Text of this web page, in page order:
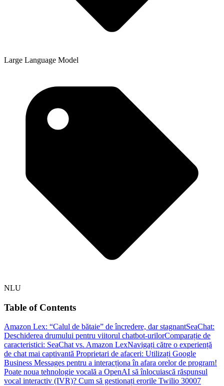
Large Language Model
NLU
Table of Contents
Amazon Lex: “Calul de bătaie” de încredere, dar stagnantSeaChat:
Deschiderea drumului pentru viitorul chatbot-urilorComparație de
caracteristici: SeaChat vs. Amazon LexNavigați către o experiență
de chat mai captivantă Proprietari de afaceri: Utilizați Google
Business Messages pentru a interacționa în afara orelor de program!
Poate noua tehnologie vocală a OpenAI să înlocuiască răspunsul
vocal interactiv (IVR)? Cum să gestionați erorile Twilio 30007